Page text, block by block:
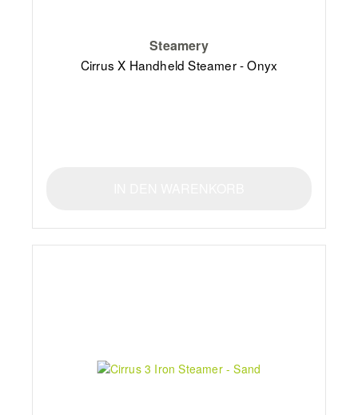
Steamery
Cirrus X Handheld Steamer - Onyx